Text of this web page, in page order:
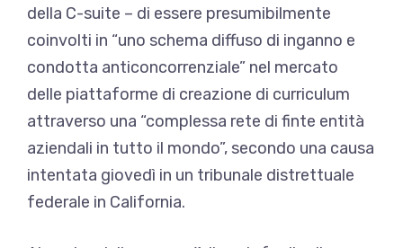
della C-suite – di essere presumibilmente
coinvolti in “uno schema diffuso di inganno e
condotta anticoncorrenziale” nel mercato
delle piattaforme di creazione di curriculum
attraverso una “complessa rete di finte entità
aziendali in tutto il mondo”, secondo una causa
intentata giovedì in un tribunale distrettuale
federale in California.